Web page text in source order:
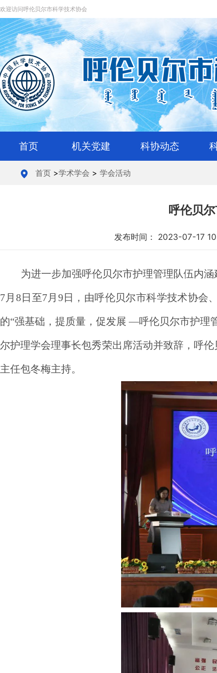
欢迎访问呼伦贝尔市科学技术协会
首页 机关党建 科协动态
首页>学术学会 > 学会活动
呼伦贝
发布时间： 2023-07-17
为进一步加强呼伦贝尔市护理管理队伍内
7月8日至7月9日，由呼伦贝尔市科学技术协会
的“强基础，提质量，促发展 —呼伦贝尔市护理
尔护理学会理事长包秀荣出席活动并致辞，呼
主任包冬梅主持。